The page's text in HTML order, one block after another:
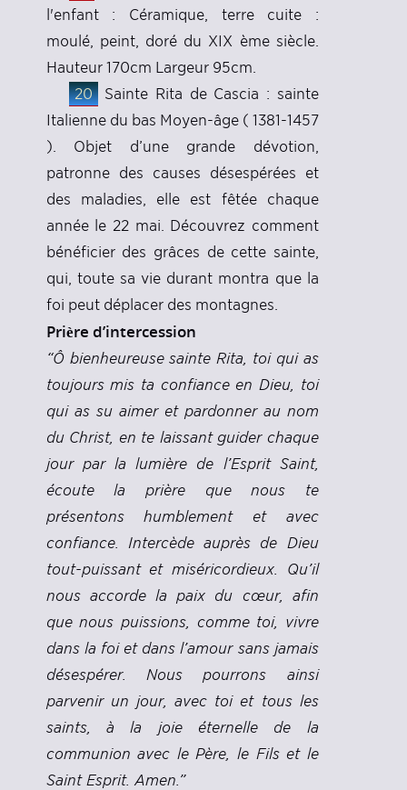
l'enfant : Céramique, terre cuite :
moulé, peint, doré du XIX ème siècle.
Hauteur 170cm Largeur 95cm.
20 Sainte Rita de Cascia : sainte
Italienne du bas Moyen-âge ( 1381-1457
). Objet d’une grande dévotion,
patronne des causes désespérées et
des maladies, elle est fêtée chaque
année le 22 mai. Découvrez comment
bénéficier des grâces de cette sainte,
qui, toute sa vie durant montra que la
foi peut déplacer des montagnes.
Prière d’intercession
“Ô bienheureuse sainte Rita, toi qui as
toujours mis ta confiance en Dieu, toi
qui as su aimer et pardonner au nom
du Christ, en te laissant guider chaque
jour par la lumière de l’Esprit Saint,
écoute la prière que nous te
présentons humblement et avec
confiance. Intercède auprès de Dieu
tout-puissant et miséricordieux. Qu’il
nous accorde la paix du cœur, afin
que nous puissions, comme toi, vivre
dans la foi et dans l’amour sans jamais
désespérer. Nous pourrons ainsi
parvenir un jour, avec toi et tous les
saints, à la joie éternelle de la
communion avec le Père, le Fils et le
Saint Esprit. Amen.”